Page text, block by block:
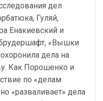
дел
Гуляй,
Енакиевский и
«Вышки
дела на
Как Порошенко и
по «делам
«разваливает» дела